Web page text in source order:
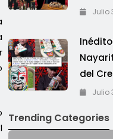
Julio
del
Julio
Trending Categories